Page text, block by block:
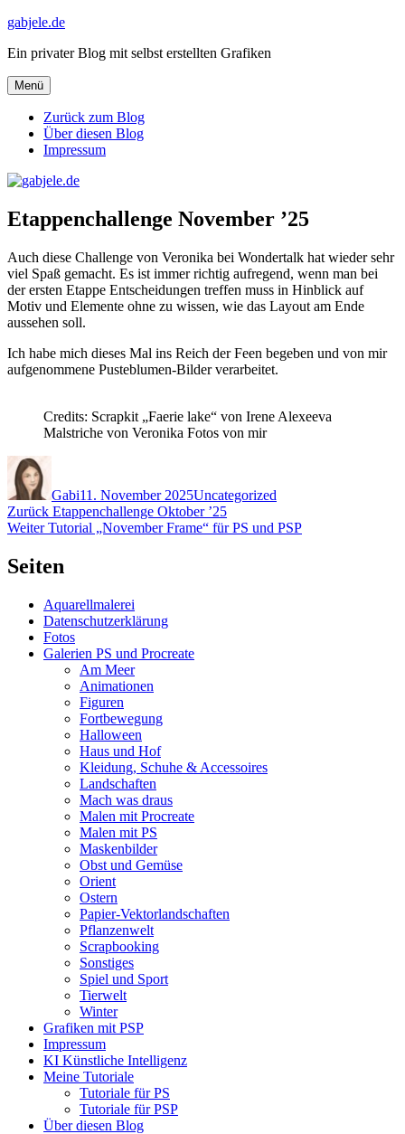
Zum
springen
gabjele.de
Ein privater Blog mit selbst erstellten Grafiken
Menü
Zurück zum Blog
Über diesen Blog
Impressum
Etappenchallenge November ’25
Auch diese Challenge von Veronika bei Wondertalk hat wieder sehr
viel Spaß gemacht. Es ist immer richtig aufregend, wenn man bei
der ersten Etappe Entscheidungen treffen muss in Hinblick auf
Motiv und Elemente ohne zu wissen, wie das Layout am Ende
aussehen soll.
Ich habe mich dieses Mal ins Reich der Feen begeben und von mir
aufgenommene Pusteblumen-Bilder verarbeitet.
Credits: Scrapkit „Faerie lake“ von Irene Alexeeva
Malstriche von Veronika Fotos von mir
Gabi11. November 2025Uncategorized
Beitragsnavigation
Zurück Vorheriger
Beitrag:
Etappenchallenge Oktober ’25
Weiter Nächster
Tutorial „November Frame“ für PS und PSP
Seiten
Aquarellmalerei
Datenschutzerklärung
Fotos
Galerien PS und Procreate
Am Meer
Animationen
Figuren
Fortbewegung
Halloween
Haus und Hof
Kleidung, Schuhe & Accessoires
Landschaften
Mach was draus
Malen mit Procreate
Malen mit PS
Maskenbilder
Obst und Gemüse
Orient
Ostern
Papier-Vektorlandschaften
Pflanzenwelt
Scrapbooking
Sonstiges
Spiel und Sport
Tierwelt
Winter
Grafiken mit PSP
Impressum
KI Künstliche Intelligenz
Meine Tutoriale
Tutoriale für PS
Tutoriale für PSP
Über diesen Blog